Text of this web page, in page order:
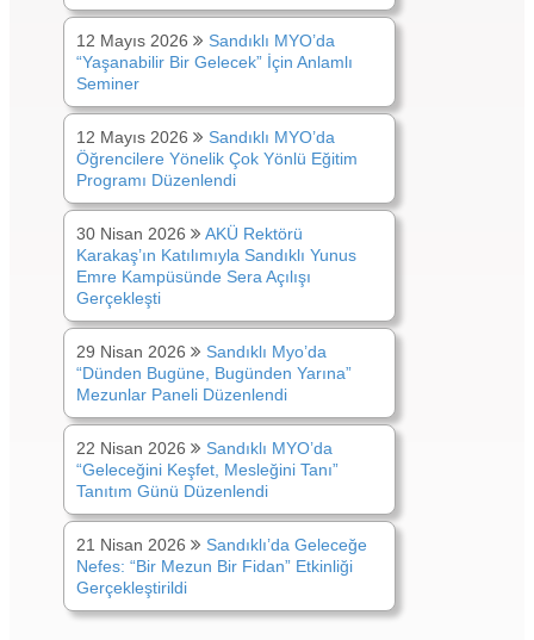
12 Mayıs 2026
Sandıklı MYO’da
“Yaşanabilir Bir Gelecek” İçin Anlamlı
Seminer
12 Mayıs 2026
Sandıklı MYO’da
Öğrencilere Yönelik Çok Yönlü Eğitim
Programı Düzenlendi
30 Nisan 2026
AKÜ Rektörü
Karakaş’ın Katılımıyla Sandıklı Yunus
Emre Kampüsünde Sera Açılışı
Gerçekleşti
29 Nisan 2026
Sandıklı Myo’da
“Dünden Bugüne, Bugünden Yarına”
Mezunlar Paneli Düzenlendi
22 Nisan 2026
Sandıklı MYO’da
“Geleceğini Keşfet, Mesleğini Tanı”
Tanıtım Günü Düzenlendi
21 Nisan 2026
Sandıklı’da Geleceğe
Nefes: “Bir Mezun Bir Fidan” Etkinliği
Gerçekleştirildi